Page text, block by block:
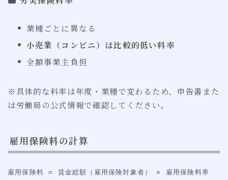
業種ごとに異なる
小売業（コンビニ）は比較的低い料率
全額事業主負担
※具体的な料率は年度・業種で変わるため、申告書また
は労働局の公式情報で確認してください。
雇用保険料の計算
雇用保険料 = 賃金総額（雇用保険対象者） × 雇用保険料率